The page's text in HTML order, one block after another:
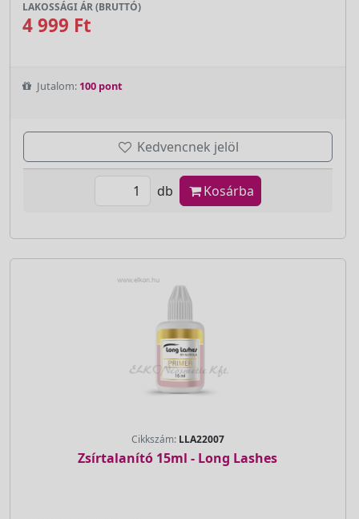
LAKOSSÁGI ÁR (BRUTTÓ)
4 999 Ft
Jutalom: 100 pont
Kedvencnek jelöl
db Kosárba
Cikkszám: LLA22007
Zsírtalanító 15ml - Long Lashes